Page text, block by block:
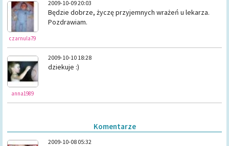
czarnula79
2009-10-09 20:03
Będzie dobrze, życzę przyjemnych wrażeń u lekarza.
Pozdrawiam.
anna1989
2009-10-10 18:28
dziekuje :)
Komentarze
2009-10-08 05:32